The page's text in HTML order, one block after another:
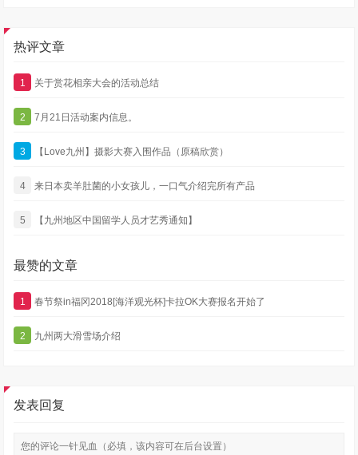
热评文章
1 关于赏花相亲大会的活动总结
2 7月21日活动案内信息。
3 【Love九州】摄影大赛入围作品（原稿欣赏）
4 来日本卖羊肚菌的小女孩儿，一口气介绍完所有产品
5 【九州地区中国留学人员才艺秀通知】
最赞的文章
1 春节祭in福冈2018[海洋观光杯]卡拉OK大赛报名开始了
2 九州两大滑雪场介绍
发表回复